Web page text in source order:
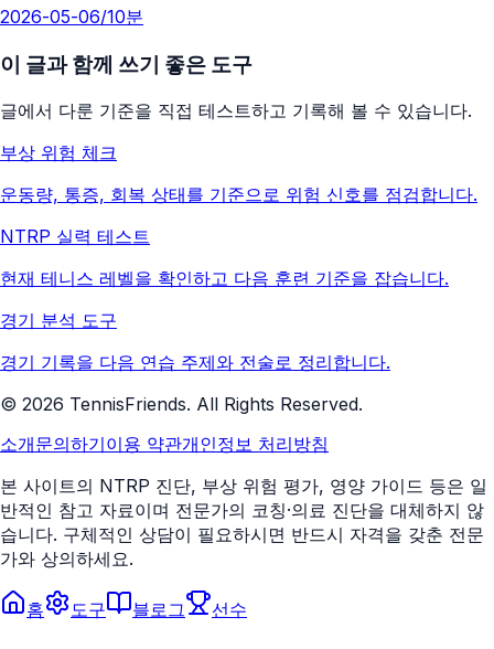
2026-05-06/10분
이 글과 함께 쓰기 좋은 도구
글에서 다룬 기준을 직접 테스트하고 기록해 볼 수 있습니다.
부상 위험 체크
운동량, 통증, 회복 상태를 기준으로 위험 신호를 점검합니다.
NTRP 실력 테스트
현재 테니스 레벨을 확인하고 다음 훈련 기준을 잡습니다.
경기 분석 도구
경기 기록을 다음 연습 주제와 전술로 정리합니다.
© 2026 TennisFriends. All Rights Reserved.
소개문의하기이용 약관개인정보 처리방침
본 사이트의 NTRP 진단, 부상 위험 평가, 영양 가이드 등은 일
반적인 참고 자료이며 전문가의 코칭·의료 진단을 대체하지 않
습니다. 구체적인 상담이 필요하시면 반드시 자격을 갖춘 전문
가와 상의하세요.
홈 도구 블로그 선수